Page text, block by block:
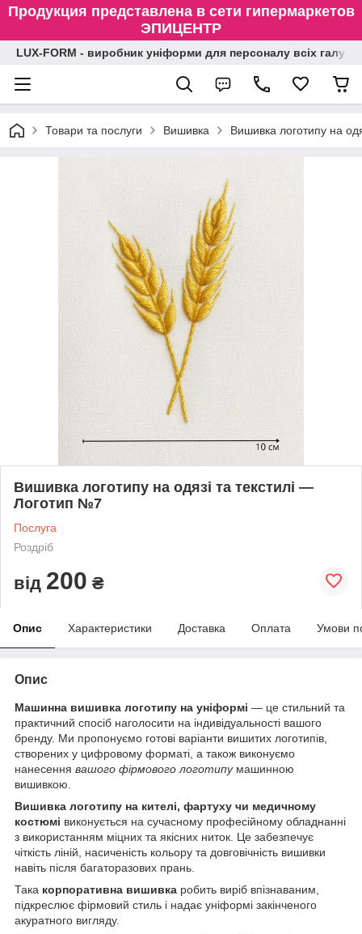
Продукция представлена в сети гипермаркетов
ЭПИЦЕНТР
LUX-FORM - виробник уніформи для персоналу всіх
Товари та послуги Вишивка Вишивка логотипу на
Вишивка логотипу на одязі та текстилі —
Логотип №7
Послуга
Роздріб
від 200 ₴
Опис Характеристики Доставка Оплата Умови
Опис
Машинна вишивка логотипу на уніформі — це стильний та
практичний спосіб наголосити на індивідуальності вашого
бренду. Ми пропонуємо готові варіанти вишитих логотипів,
створених у цифровому форматі, а також виконуємо
нанесення вашого фірмового логотипумашинною
вишивкою.
Вишивка логотипу на кителі, фартуху чи медичному
костюмі виконується на сучасному професійному обладнанні
з використанням міцних та якісних ниток. Це забезпечує
чіткість ліній, насиченість кольору та довговічність вишивки
навіть після багаторазових прань.
Така корпоративна вишивка робить виріб впізнаваним,
підкреслює фірмовий стиль і надає уніформі закінченого
акуратного вигляду.